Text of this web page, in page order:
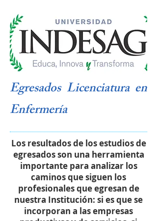
Egresados Licenciatura en
Enfermería
Los resultados de los estudios de
egresados son una herramienta
importante para analizar los
caminos que siguen los
profesionales que egresan de
nuestra Institución: si es que se
incorporan a las empresas